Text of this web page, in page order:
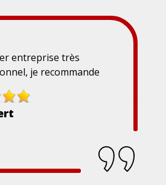
entreprise très
je recommande